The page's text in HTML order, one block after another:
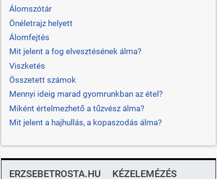
Álomszótár
Önéletrajz helyett
Álomfejtés
Mit jelent a fog elvesztésének álma?
Viszketés
Összetett számok
Mennyi ideig marad gyomrunkban az étel?
Miként értelmezhető a tűzvész álma?
Mit jelent a hajhullás, a kopaszodás álma?
ERZSEBETROSTA.HU KÉZELEMÉZÉS